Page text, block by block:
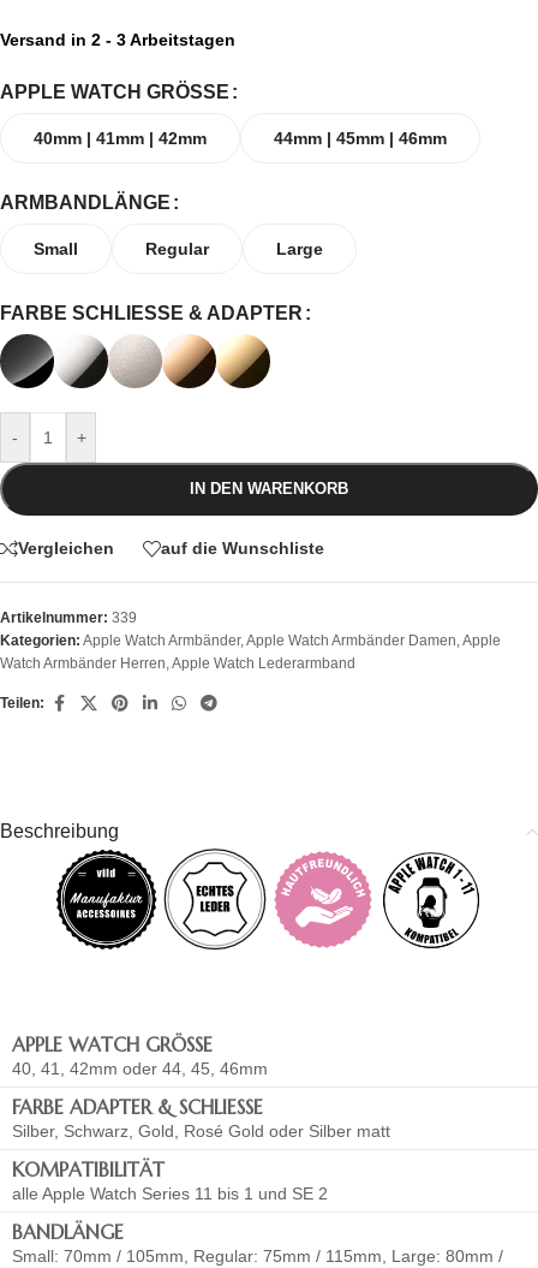
Versand in 2 - 3 Arbeitstagen
APPLE WATCH GRÖSSE
40mm | 41mm | 42mm 44mm | 45mm | 46mm
ARMBANDLÄNGE
Small Regular Large
FARBE SCHLIESSE & ADAPTER
- +
IN DEN WARENKORB
Vergleichen auf die Wunschliste
Artikelnummer: 339
Kategorien: Apple Watch Armbänder, Apple Watch Armbänder Damen Apple
Watch Armbänder Herren Apple Watch Lederarmband
Teilen:
Beschreibung
APPLE WATCH GRÖSSE
40, 41, 42mm oder 44, 45, 46mm
FARBE ADAPTER & SCHLIESSE
Silber, Schwarz, Gold, Rosé Gold oder Silber matt
KOMPATIBILITÄT
alle Apple Watch Series 11 bis 1 und SE 2
BANDLÄNGE
Small: 70mm / 105mm, Regular: 75mm / 115mm, Large: 80mm /